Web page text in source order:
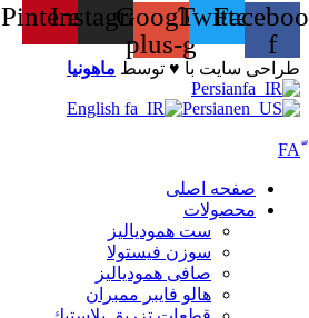
f
Twitter
Google-
plus-g
Instagram
Pinterest
طراحی سایت با ♥️ توسط ماهونیا
Persian
English
Persian
صفحه اصلی
محصولات
ست همودیالیز
سوزن فیستولا
صافی همودیالیز
هالو فایبر ممبران